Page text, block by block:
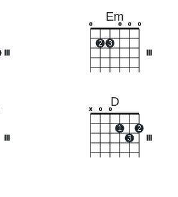
Em
o
2 3
o o o
D
x o o
1
3
2